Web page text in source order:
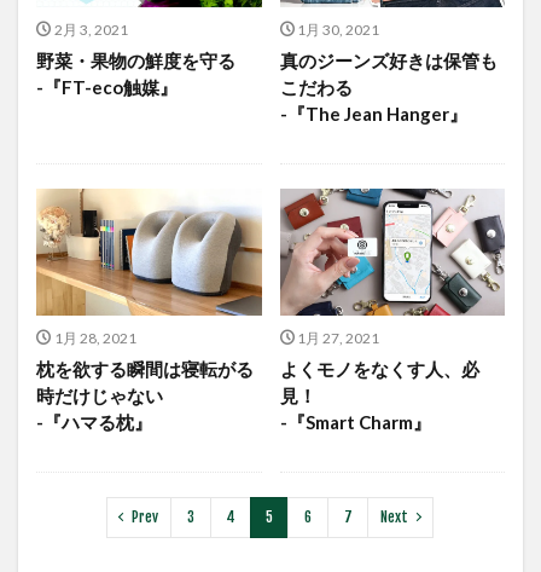
2月 3, 2021
野菜・果物の鮮度を守る
-『FT-eco触媒』
1月 30, 2021
真のジーンズ好きは保管も
こだわる
-『The Jean Hanger』
1月 28, 2021
枕を欲する瞬間は寝転がる
時だけじゃない
-『ハマる枕』
1月 27, 2021
よくモノをなくす人、必
見！
-『Smart Charm』
Prev 3 4 5 6 7 Next